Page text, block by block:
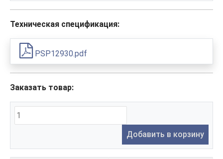
Техническая спецификация:
PSP12930.pdf
Заказать товар:
Добавить в корзину